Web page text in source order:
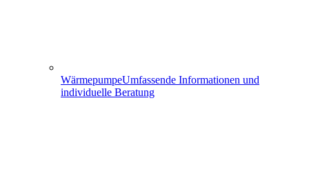
WärmepumpeUmfassende Informationen und
individuelle Beratung